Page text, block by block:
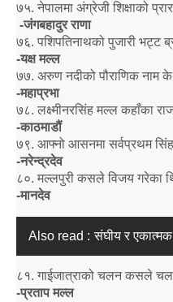
७५. नेपालमा अंग्रेजी शिक्षाको
-जंगबहादुर राणा
७६. पशिपतिनाथको पुजारी भट्ट
-यक्ष मल्ल
७७. अरुण नदीको पौराणिक नाम के
-महाप्रभा
७८. लक्ष्मीनरसिंह मल्ल कहाँका
-काठमाडौं
७९. आफ्नो आसनमा सर्वप्रथम
-नरेन्द्रदेव
८०. मल्लपुरी कसले विजय गरेका
-मानदेव
Also read : संघीय र
८१. गा‌‌‌ईजात्राको चलन कसले
-प्रताप मल्ल